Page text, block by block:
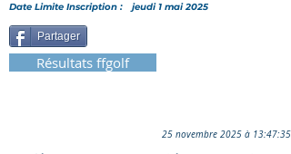
Date Limite Inscription : jeudi 1 mai 2025
Partager
Résultats ffgolf
25 novembre 2025 à 13:47:35